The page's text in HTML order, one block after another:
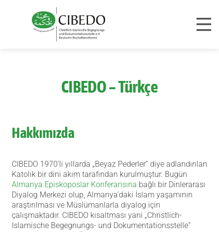
CIBEDO – Türkçe
Hakkımızda
CIBEDO 1970’li yıllarda „Beyaz Pederler“ diye adlandırılan
Katolik bir dini akım tarafından kurulmuştur. Bugün
Almanya Episkoposlar Konferansına bağlı bir Dinlerarası
Diyalog Merkezi olup, Almanya’daki İslam yaşamının
araştırılması ve Müslümanlarla diyalog için
çalışmaktadır. CIBEDO kısaltması yani „Christlich-
Islamische Begegnungs- und Dokumentationsstelle”